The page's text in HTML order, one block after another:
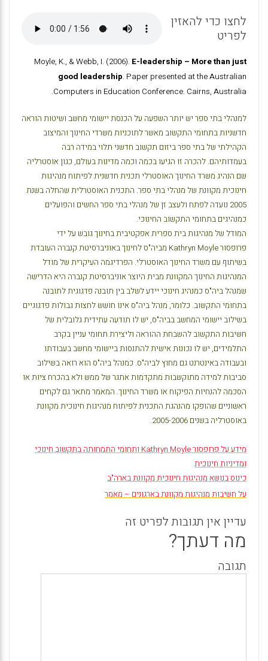
p
o
k
לחצו כדי להאזין
לפריט
Moyle, K., & Webb, I. (2006). E-leadership – More than just
good leadership. Paper presented at the Australian
Computers in Education Conference. Cairns, Australia.
למנהלי בתי ספר יש יותר השפעה על הכנסת יישומי מחשב ושיטות הוראה
חדשניות בתחומי התקשוב מאשר לתוכניות משרדי החינוך והמיצוב
הקהילתי של בתי ספר ביזום תקשוב חדשני תלוי במידה רבה
בעמדותיהם. להכרה זו הגיעו בכמה וכמה מדינות בעולם, כגון אוסטרליה
שם הנהיג משרד החינוך האוסטרלי תכנית חדשנית לפיתוח מנהיגות
חינוכית מקוונת של מנהלי בתי ספר. התכנית האוסטרלית שהחלה בשנת
2005 נועדה לפתח ולעצב זן של מנהלי בתי ספר החשים והפועלים
כמנהיגים בתחומי התקשוב החינוכי.
המודל של מנהיגות בית ספרית אפקטיבית בחינוך גובש על ידי
פרופסורKathryn Moyle מביה"ס לחינוך באוניברסיטת קנברה העובדת
בשיתוף עם משרד החינוך האוסטרלי. הפרדיגמה העיקרית של מודל
המנהיגות החינוך המקוונת מבית היוצר אוניברסיטת קנברה היא הדרישה
שמנהל ביה"ס כמנהיג חינוכי יידע לשלב בין תובנה פדגוגית לתובנה
בתחומי התקשוב. כלומר, מנהל ביה"ס אינו חושש לחצות גבולות פדגוגיים
בשילוב יישומי המחשב בביה"ס, יש לו תודעה עתידית גלובלית של
חשיבות התקשוב להשבחת ההוראה וליצירת תחומי עניין בקרב
התלמידים, יש לו נכונות אישית להתנסות ביישומי מחשב בעבודתו
ובעבודה באינטרנט גם מחוץ לביה"ס. כמנהל ביה"ס הוא רואה בשילוב
סביבות למידה מתוקשבות מתקדמות אתגר של ממש ולא בהכרח ציות או
הסכמה להנחיות הפיקוח או משרד החינוך. המאמר מתאר גם לקחים
ראשוניים שהופקו מהנהגת התכנית לפיתוח מנהיגות חינוכית מקוונת
באוסטרליה בשנים 2005-2006.
מידע על פרופסורKathryn Moyleותחומי התמחותה בתקשוב חינוכי
ומדיניות חינוכית
כינוס בנושא מנהיגות חינוכית מקוונת בארה"ב
על חשיבות מנהיגות מקוונת בארגונים – מאמר
עדיין אין תגובות לפריט זה
מה דעתך?
תגובה